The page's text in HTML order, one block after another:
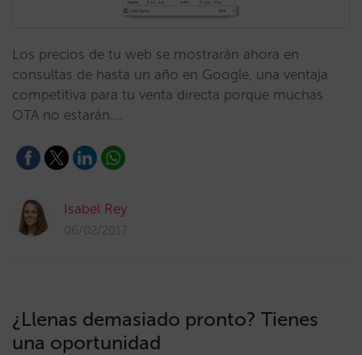
​Los precios de tu web se mostrarán ahora en
consultas de hasta un año en Google, una ventaja
competitiva para tu venta directa porque muchas
OTA no estarán.…
Isabel Rey
06/02/2017
¿Llenas demasiado pronto? Tienes
una oportunidad